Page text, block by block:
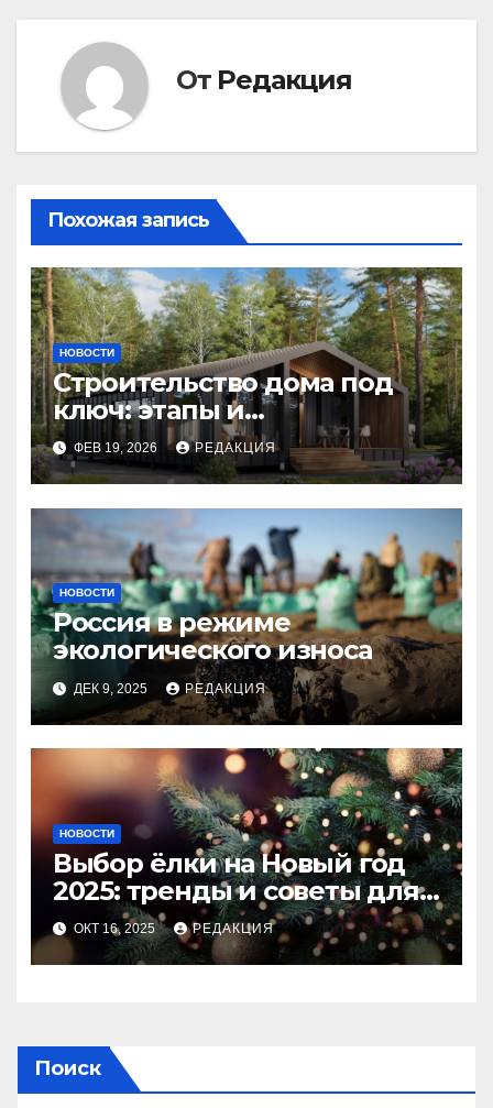
От Редакция
Похожая запись
НОВОСТИ
Строительство дома под
ключ: этапы и
планирование бюджета
ФЕВ 19, 2026 РЕДАКЦИЯ
НОВОСТИ
Россия в режиме
экологического износа
ДЕК 9, 2025 РЕДАКЦИЯ
НОВОСТИ
Выбор ёлки на Новый год
2025: тренды и советы для
идеального праздника
ОКТ 16, 2025 РЕДАКЦИЯ
Поиск